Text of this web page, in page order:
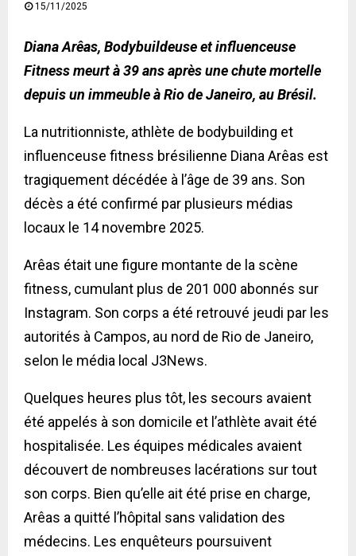
15/11/2025
Diana Arêas, Bodybuildeuse et influenceuse
Fitness meurt à 39 ans après une chute mortelle
depuis un immeuble à Rio de Janeiro, au Brésil.
La nutritionniste, athlète de bodybuilding et
influenceuse fitness brésilienne Diana Arêas est
tragiquement décédée à l’âge de 39 ans. Son
décès a été confirmé par plusieurs médias
locaux le 14 novembre 2025.
Arêas était une figure montante de la scène
fitness, cumulant plus de 201 000 abonnés sur
Instagram. Son corps a été retrouvé jeudi par les
autorités à Campos, au nord de Rio de Janeiro,
selon le média local J3News.
Quelques heures plus tôt, les secours avaient
été appelés à son domicile et l’athlète avait été
hospitalisée. Les équipes médicales avaient
découvert de nombreuses lacérations sur tout
son corps. Bien qu’elle ait été prise en charge,
Arêas a quitté l’hôpital sans validation des
médecins. Les enquêteurs poursuivent